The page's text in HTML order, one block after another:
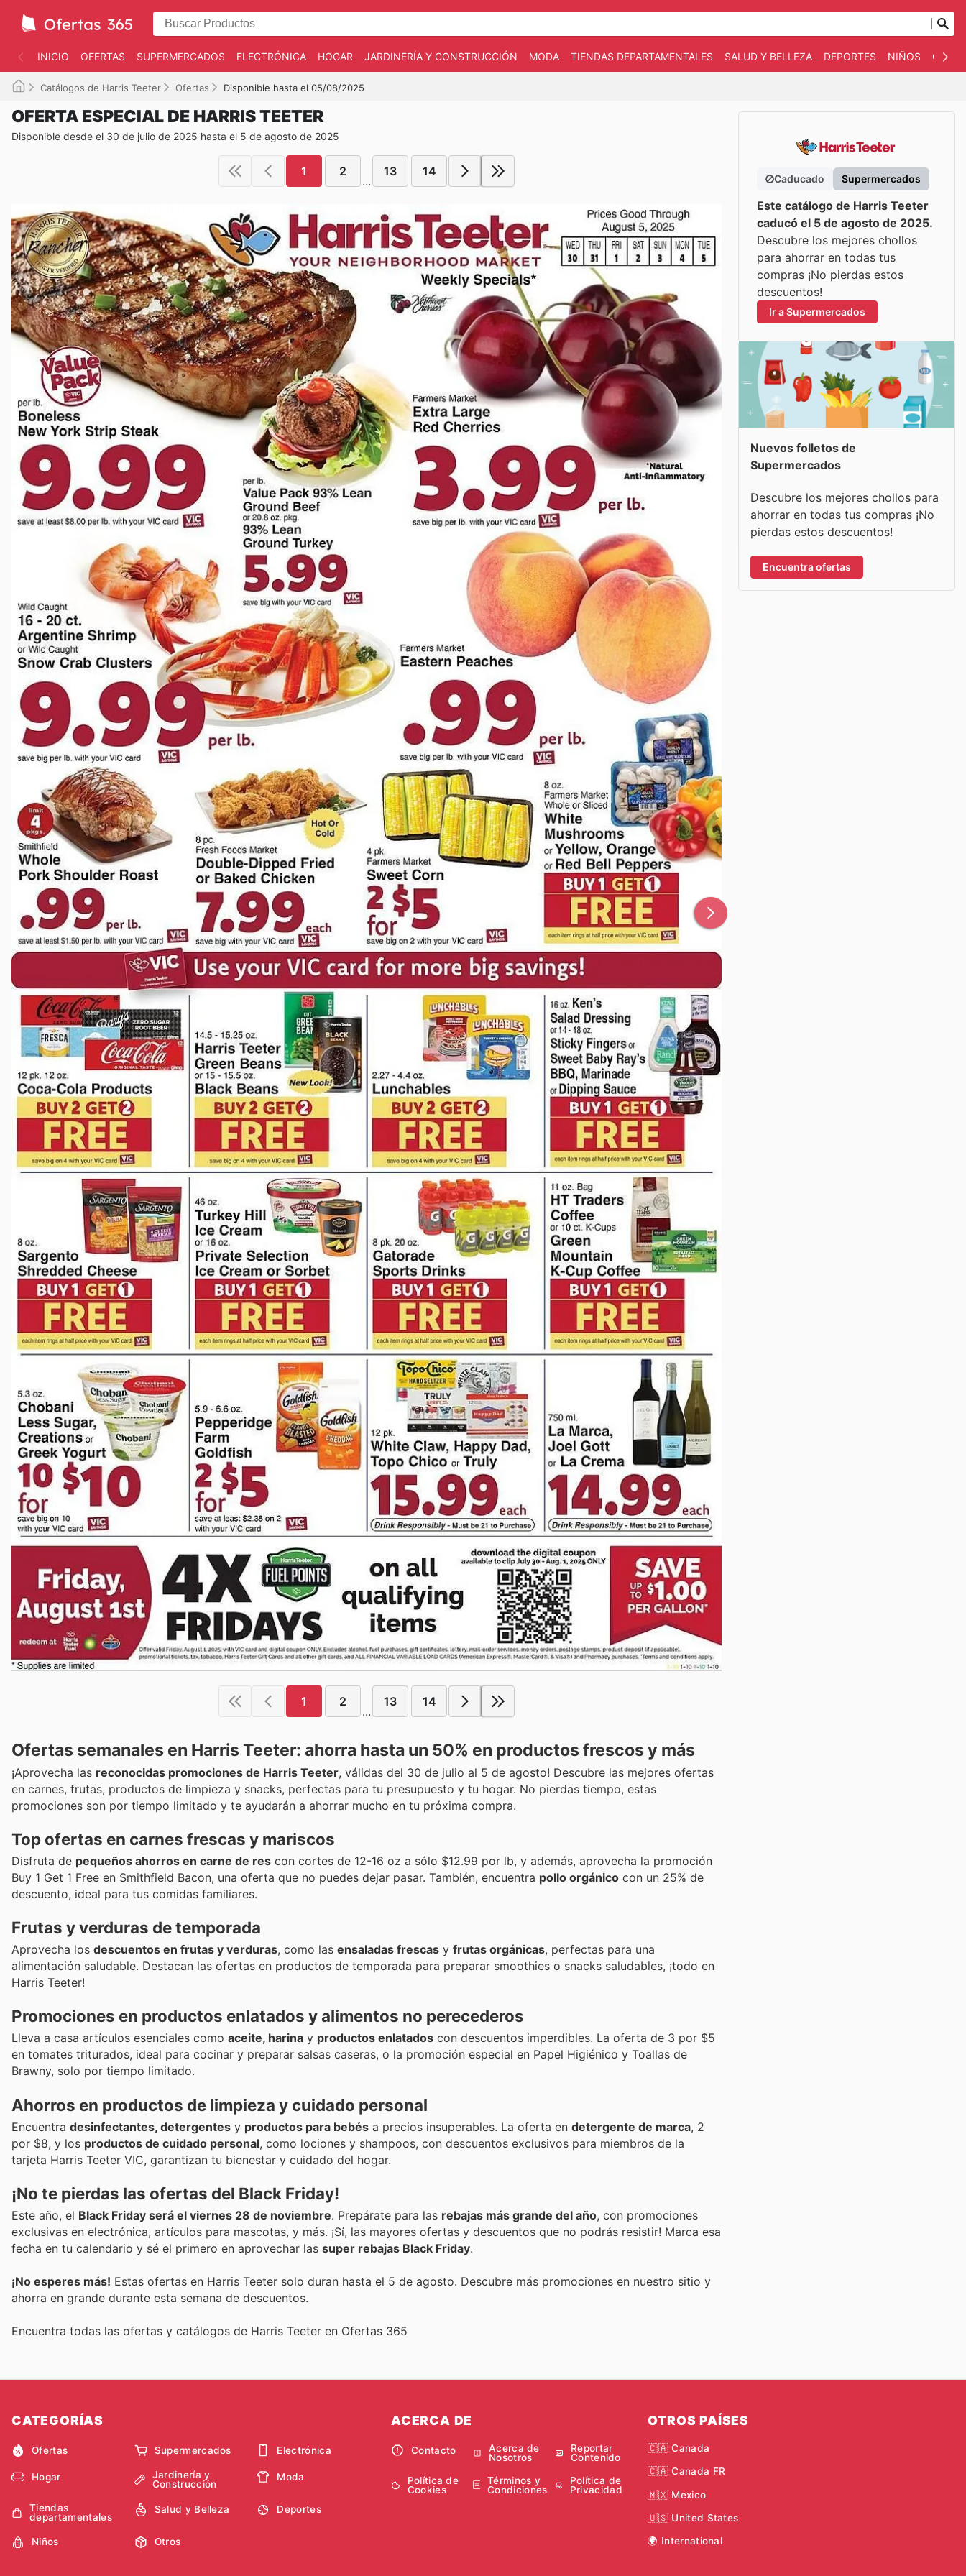
INICIO OFERTAS SUPERMERCADOS ELECTRÓNICA HOGAR JARDINERÍA Y CONSTRUCCIÓN MODA TIENDAS DEPARTAMENTALES SALUD Y BELLEZA DEPORTES NIÑOS
Catálogos de Harris Teeter Ofertas Disponible hasta el 05/08/2025
OFERTA ESPECIAL DE HARRIS TEETER
Disponible desde el 30 de julio de 2025 hasta el 5 de agosto de 2025
1 2
...
13 14
1 2
...
13 14
Ofertas semanales en Harris Teeter: ahorra hasta un 50% en productos frescos y más
¡Aprovecha las reconocidas promociones de Harris Teeter, válidas del 30 de julio al 5 de agosto! Descubre las mejores ofertas
en carnes, frutas, productos de limpieza y snacks, perfectas para tu presupuesto y tu hogar. No pierdas tiempo, estas
promociones son por tiempo limitado y te ayudarán a ahorrar mucho en tu próxima compra.
Top ofertas en carnes frescas y mariscos
Disfruta de pequeños ahorros en carne de res con cortes de 12-16 oz a sólo $12.99 por lb, y además, aprovecha la promoción
Buy 1 Get 1 Free en Smithfield Bacon, una oferta que no puedes dejar pasar. También, encuentra pollo orgánico con un 25% de
descuento, ideal para tus comidas familiares.
Frutas y verduras de temporada
Aprovecha los descuentos en frutas y verduras, como las ensaladas frescas y frutas orgánicas, perfectas para una
alimentación saludable. Destacan las ofertas en productos de temporada para preparar smoothies o snacks saludables, ¡todo en
Harris Teeter!
Promociones en productos enlatados y alimentos no perecederos
Lleva a casa artículos esenciales como aceite, harina y productos enlatados con descuentos imperdibles. La oferta de 3 por $5
en tomates triturados, ideal para cocinar y preparar salsas caseras, o la promoción especial en Papel Higiénico y Toallas de
Brawny, solo por tiempo limitado.
Ahorros en productos de limpieza y cuidado personal
Encuentra desinfectantes, detergentes y productos para bebés a precios insuperables. La oferta en detergente de marca, 2
por $8, y los productos de cuidado personal, como lociones y shampoos, con descuentos exclusivos para miembros de la
tarjeta Harris Teeter VIC, garantizan tu bienestar y cuidado del hogar.
¡No te pierdas las ofertas del Black Friday!
Este año, el Black Friday será el viernes 28 de noviembre. Prepárate para las rebajas más grande del año, con promociones
exclusivas en electrónica, artículos para mascotas, y más. ¡Sí, las mayores ofertas y descuentos que no podrás resistir! Marca esa
fecha en tu calendario y sé el primero en aprovechar las super rebajas Black Friday.
¡No esperes más! Estas ofertas en Harris Teeter solo duran hasta el 5 de agosto. Descubre más promociones en nuestro sitio y
ahorra en grande durante esta semana de descuentos.
Encuentra todas las ofertas y catálogos de Harris Teeter en Ofertas 365
Caducado Supermercados
Este catálogo de Harris Teeter
caducó el 5 de agosto de 2025.
Descubre los mejores chollos
para ahorrar en todas tus
compras ¡No pierdas estos
descuentos!
Ir a Supermercados
Nuevos folletos de
Supermercados
Descubre los mejores chollos para
ahorrar en todas tus compras ¡No
pierdas estos descuentos!
Encuentra ofertas
CATEGORÍAS
Ofertas Supermercados Electrónica
Hogar
Jardinería y
Construcción
Moda
Tiendas
departamentales
Salud y Belleza Deportes
Niños Otros
ACERCA DE
Contacto
Acerca de
Nosotros
Reportar
Contenido
Política de
Cookies
Términos y
Condiciones
Política de
Privacidad
OTROS PAÍSES
🇨🇦 Canada
🇨🇦 Canada FR
🇲🇽 Mexico
🇺🇸 United States
🌍 International